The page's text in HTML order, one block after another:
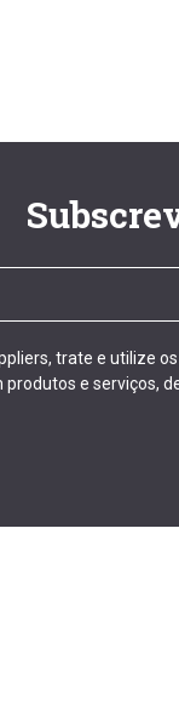
trate e utilize
e serviços,